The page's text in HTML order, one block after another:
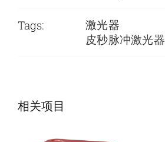
Tags:
激光器
皮秒脉冲激光器
相关项目
OEM可调谐皮秒